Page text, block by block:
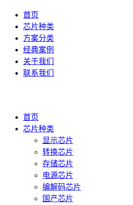
首页
芯片种类
方案分类
经典案例
关于我们
联系我们
首页
芯片种类
显示芯片
转换芯片
存储芯片
电源芯片
编解码芯片
国产芯片